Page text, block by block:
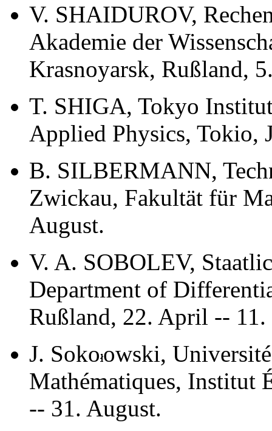
V. SHAIDUROV,
Akademie der
Krasnoyarsk, Rußland,
T. SHIGA, Tokyo
Applied Physics, Tokio,
B. SILBERMANN,
Zwickau, Fakultät für
August.
V. A. SOBOLEV,
Department of
Rußland, 22. April --
J. Sokoowski,
Mathématiques, Institut
-- 31. August.